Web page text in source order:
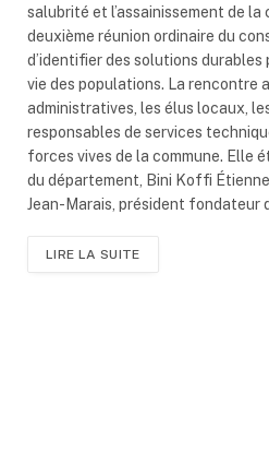
salubrité et l’assainissement de la
deuxième réunion ordinaire du
d’identifier des solutions durables
vie des populations. La rencontre
administratives, les élus locaux,
responsables de services
forces vives de la commune. Elle
du département, Bini Koffi
Jean-Marais, président fondateur
LIRE LA SUITE